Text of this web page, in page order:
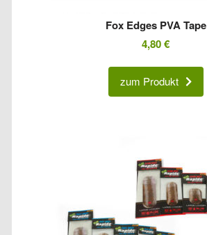
Fox Edges PVA Tape
4,80€
zum Produkt